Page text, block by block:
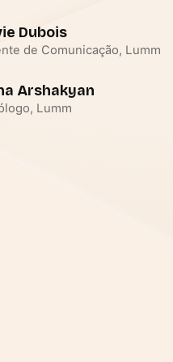
Dubois
de Comunicação, Lumm
Arshakyan
Lumm